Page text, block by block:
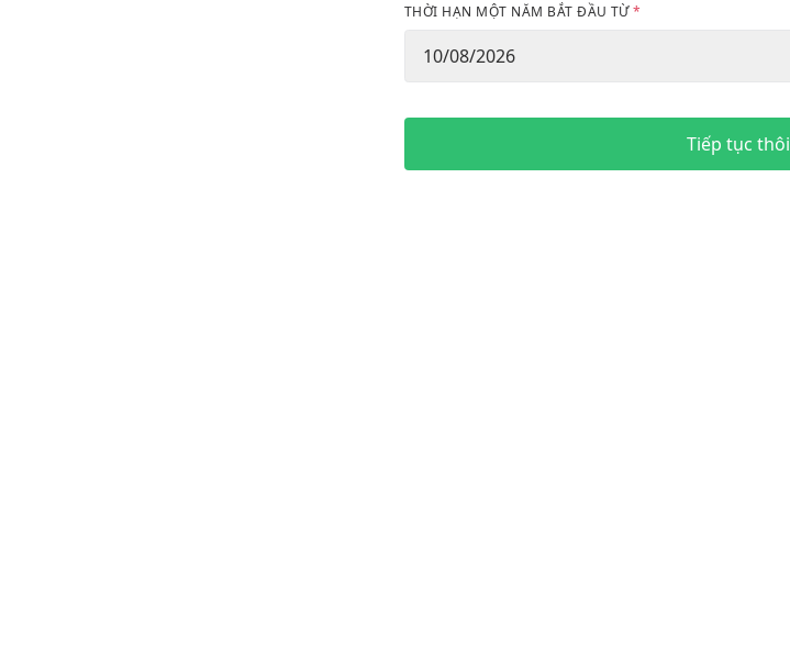
THỜI HẠN MỘT NĂM BẮT ĐẦU TỪ
10/08/2026
Tiếp tục thôi